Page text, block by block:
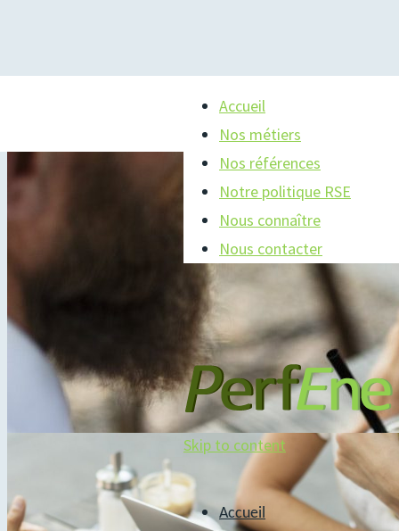
Accueil
Nos métiers
Nos références
Notre politique RSE
Nous connaître
Nous contacter
Skip to content
Accueil